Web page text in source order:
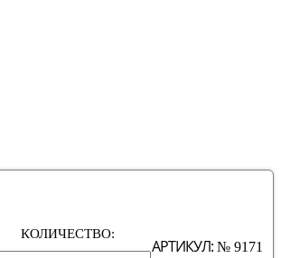
АРТИКУЛ: № 9171
КОЛИЧЕСТВО: